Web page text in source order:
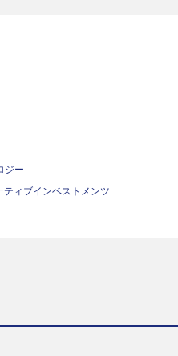
ジー
ィブインベストメンツ